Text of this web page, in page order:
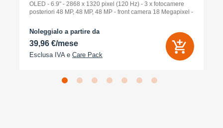
OLED - 6.9" - 2868 x 1320 pixel (120 Hz) - 3 x fotocamere
posteriori 48 MP, 48 MP, 48 MP - front camera 18 Megapixel -
Noleggialo a partire da
39,96 €/mese
Esclusa IVA e Care Pack